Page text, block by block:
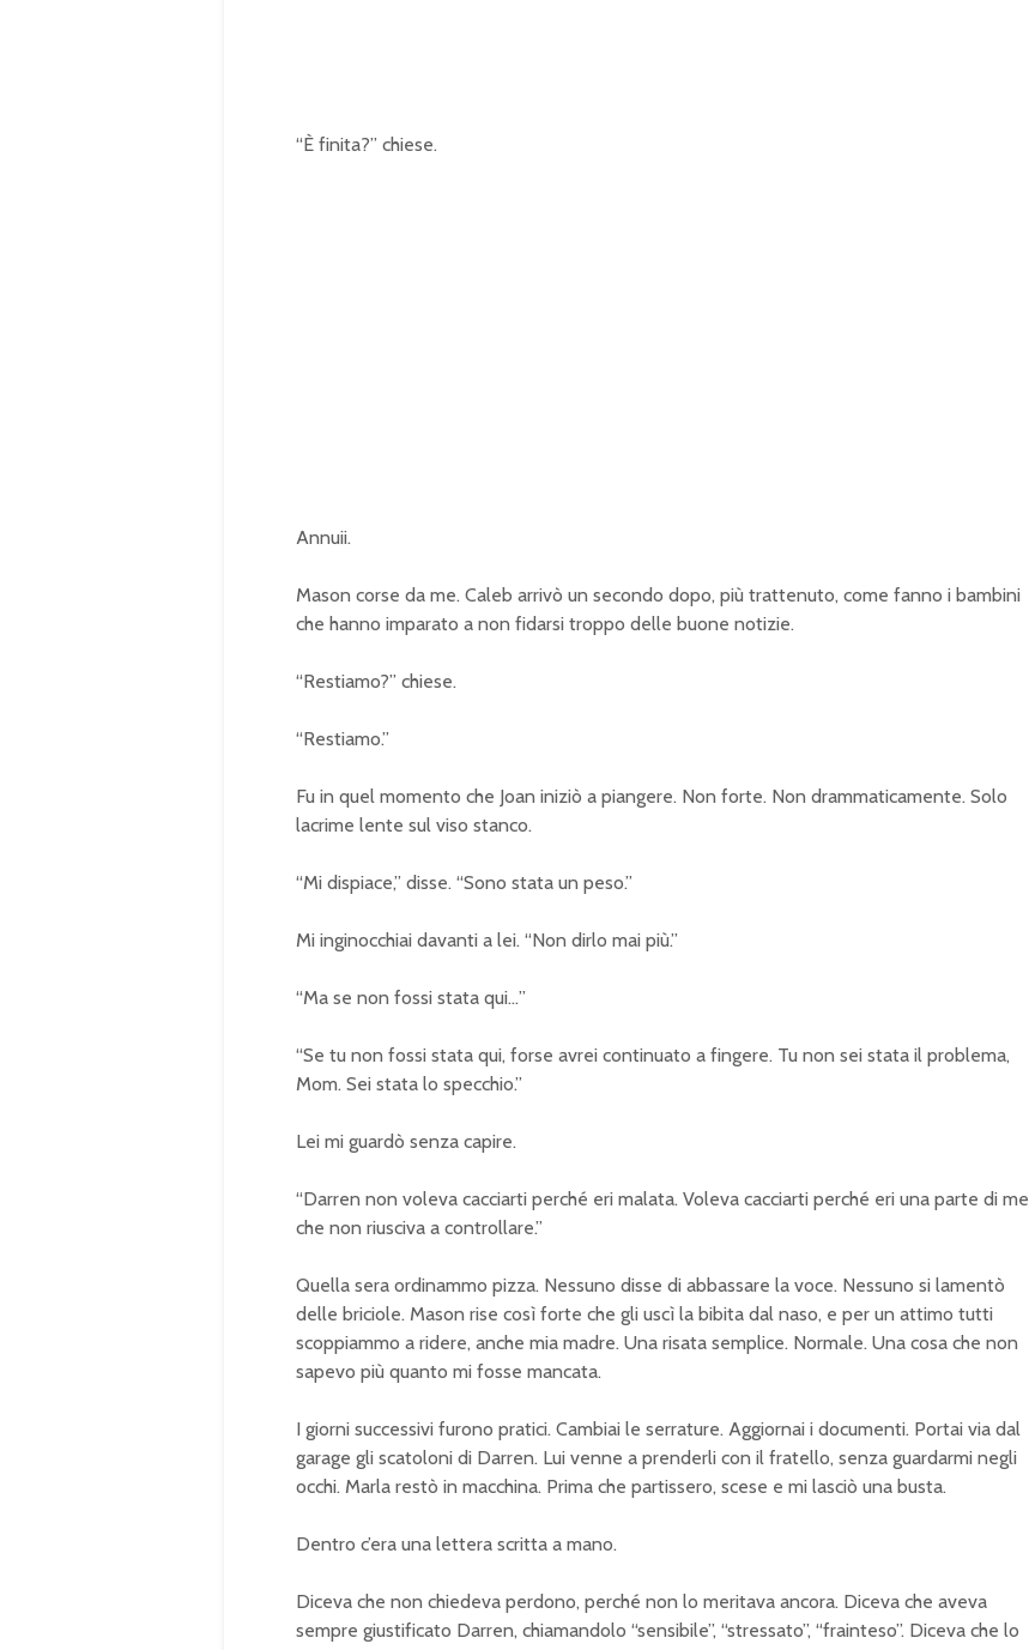
“È finita?” chiese.
Annuii.
Mason corse da me. Caleb arrivò un secondo dopo, più trattenuto, come fanno i bambini
che hanno imparato a non fidarsi troppo delle buone notizie.
“Restiamo?” chiese.
“Restiamo.”
Fu in quel momento che Joan iniziò a piangere. Non forte. Non drammaticamente. Solo
lacrime lente sul viso stanco.
“Mi dispiace,” disse. “Sono stata un peso.”
Mi inginocchiai davanti a lei. “Non dirlo mai più.”
“Ma se non fossi stata qui…”
“Se tu non fossi stata qui, forse avrei continuato a fingere. Tu non sei stata il problema,
Mom. Sei stata lo specchio.”
Lei mi guardò senza capire.
“Darren non voleva cacciarti perché eri malata. Voleva cacciarti perché eri una parte di me
che non riusciva a controllare.”
Quella sera ordinammo pizza. Nessuno disse di abbassare la voce. Nessuno si lamentò
delle briciole. Mason rise così forte che gli uscì la bibita dal naso, e per un attimo tutti
scoppiammo a ridere, anche mia madre. Una risata semplice. Normale. Una cosa che non
sapevo più quanto mi fosse mancata.
I giorni successivi furono pratici. Cambiai le serrature. Aggiornai i documenti. Portai via dal
garage gli scatoloni di Darren. Lui venne a prenderli con il fratello, senza guardarmi negli
occhi. Marla restò in macchina. Prima che partissero, scese e mi lasciò una busta.
Dentro c’era una lettera scritta a mano.
Diceva che non chiedeva perdono, perché non lo meritava ancora. Diceva che aveva
sempre giustificato Darren, chiamandolo “sensibile”, “stressato”, “frainteso”. Diceva che lo